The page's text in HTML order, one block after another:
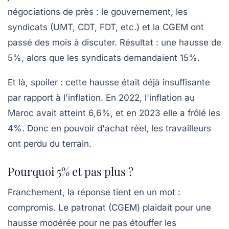
négociations de près : le gouvernement, les
syndicats (UMT, CDT, FDT, etc.) et la CGEM ont
passé des mois à discuter. Résultat : une hausse de
5%, alors que les syndicats demandaient 15%.
Et là, spoiler : cette hausse était déjà insuffisante
par rapport à l'inflation. En 2022, l'inflation au
Maroc avait atteint 6,6%, et en 2023 elle a frôlé les
4%. Donc en pouvoir d'achat réel, les travailleurs
ont perdu du terrain.
Pourquoi 5% et pas plus ?
Franchement, la réponse tient en un mot :
compromis. Le patronat (CGEM) plaidait pour une
hausse modérée pour ne pas étouffer les